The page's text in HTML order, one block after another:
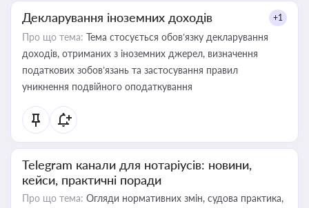
Декларування іноземних доходів +1
Про що тема: Тема стосується обов’язку декларування
доходів, отриманих з іноземних джерел, визначення
податкових зобов’язань та застосування правил
уникнення подвійного оподаткування
Telegram канали для нотаріусів: новини,
кейси, практичні поради
Про що тема: Огляди нормативних змін, судова практика,